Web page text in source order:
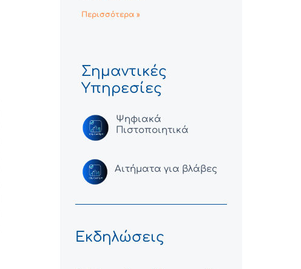
Περισσότερα »
Σημαντικές
Υπηρεσίες
Ψηφιακά
Πιστοποιητικά
Αιτήματα για βλάβες
Εκδηλώσεις